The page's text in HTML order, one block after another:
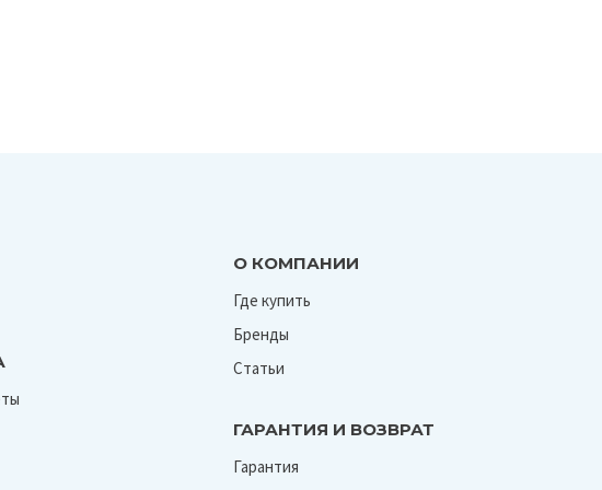
О КОМПАНИИ
Где купить
Бренды
Статьи
ГАРАНТИЯ И ВОЗВРАТ
Гарантия